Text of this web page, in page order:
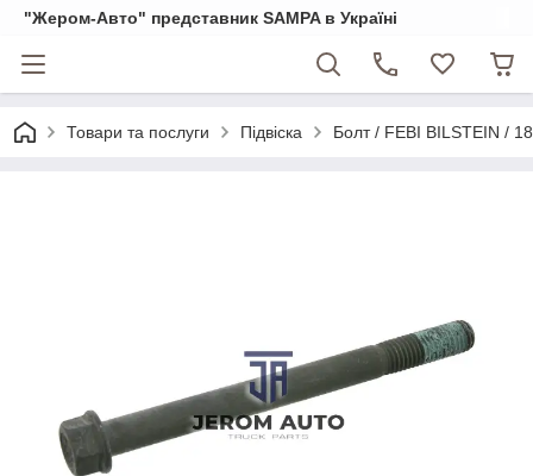
"Жером-Авто" представник SAMPA в Україні
Товари та послуги Підвіска Болт / FEBI BILSTEIN /